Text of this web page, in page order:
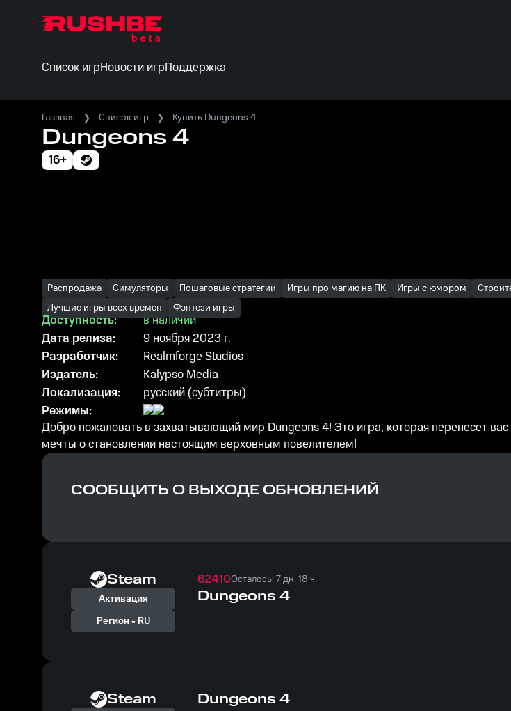
Список игрНовости игрПоддержка
Главная Список игр Купить Dungeons 4
Dungeons 4
16+
Распродажа Симуляторы Пошаговые стратегии Игры про магию на ПК Игры с юмором
Лучшие игры всех времен
Фэнтези игры
Доступность:
в наличии
Дата релиза:
9 ноября 2023 г.
Разработчик:
Realmforge Studios
Издатель:
Kalypso Media
Локализация:
русский (субтитры)
Режимы:
Добро пожаловать в захватывающий мир Dungeons 4! Это игра, которая перенесет
мечты о становлении настоящим верховным повелителем!
СООБЩИТЬ О ВЫХОДЕ ОБНОВЛЕНИЙ
Steam
Активация
Регион - RU
62410Осталось: 7 дн. 18 ч
Dungeons 4
Steam Dungeons 4